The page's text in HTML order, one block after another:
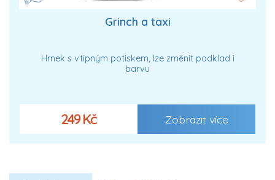
Grinch a taxi
Hrnek s vtipným potiskem, lze změnit podklad i
barvu
249 Kč Zobrazit více